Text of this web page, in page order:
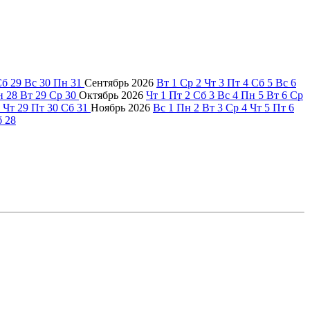
29 Вс 30 Пн 31 Сентябрь 2026 Вт 1 Ср 2 Чт 3 Пт 4 Сб 5 Вс 6
28 Вт 29 Ср 30 Октябрь 2026 Чт 1 Пт 2 Сб 3 Вс 4 Пн 5 Вт 6 Ср
Чт 29 Пт 30 Сб 31 Ноябрь 2026 Вс 1 Пн 2 Вт 3 Ср 4 Чт 5 Пт 6
28